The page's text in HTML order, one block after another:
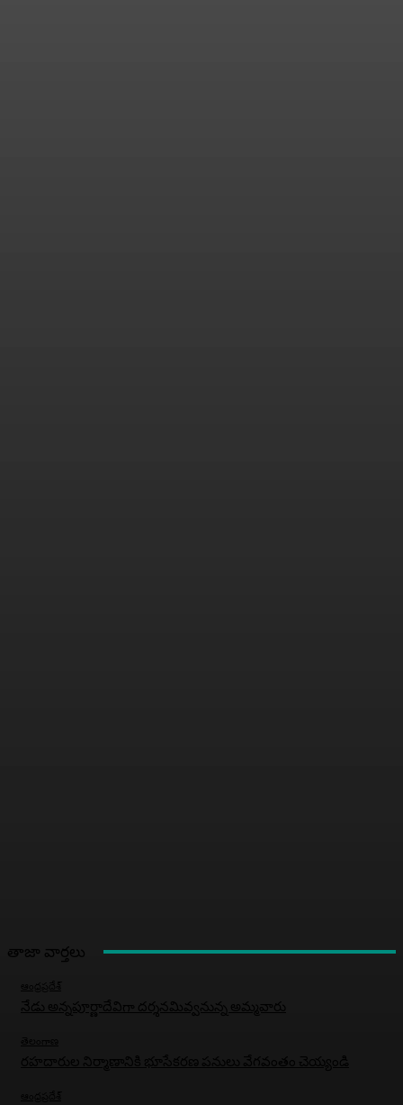
తాజా వార్తలు
ఆంధ్రప్రదేశ్
నేడు అన్నపూర్ణాదేవిగా దర్శనమివ్వనున్న అమ్మవారు